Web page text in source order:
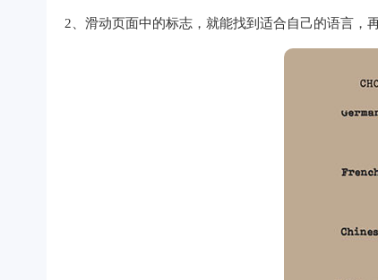
2、滑动页面中的标志，就能找到适合自己的语言，